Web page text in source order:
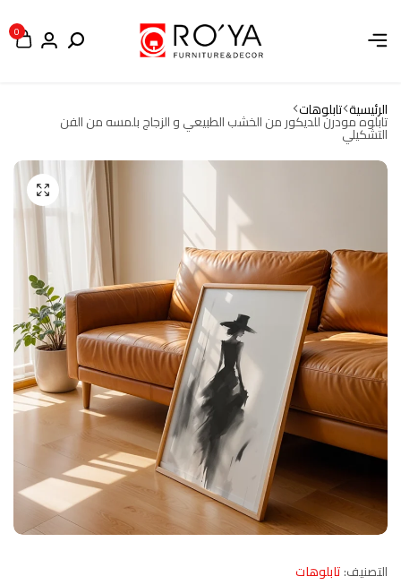
0
الرئيسية تابلوهات
تابلوه مودرن للديكور من الخشب الطبيعي و الزجاج بلمسه من الفن
التشكيلي
التصنيف:تابلوهات